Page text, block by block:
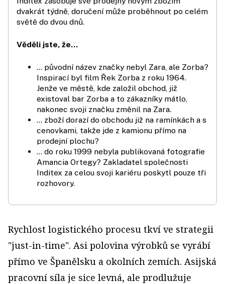
dvakrát týdně, doručení může proběhnout po celém
světě do dvou dnů.
Věděli jste, že…
… původní název značky nebyl Zara, ale Zorba?
Inspirací byl film Řek Zorba z roku 1964.
Jenže ve městě, kde založil obchod, již
existoval bar Zorba a to zákazníky mátlo,
nakonec svoji značku změnil na Zara.
… zboží dorazí do obchodu již na ramínkách a s
cenovkami, takže jde z kamionu přímo na
prodejní plochu?
… do roku 1999 nebyla publikovaná fotografie
Amancia Ortegy? Zakladatel společnosti
Inditex za celou svoji kariéru poskytl pouze tři
rozhovory.
Rychlost logistického procesu tkví ve strategii
"just-in-time". Asi polovina výrobků se vyrábí
přímo ve Španělsku a okolních zemích. Asijská
pracovní síla je sice levná, ale prodlužuje